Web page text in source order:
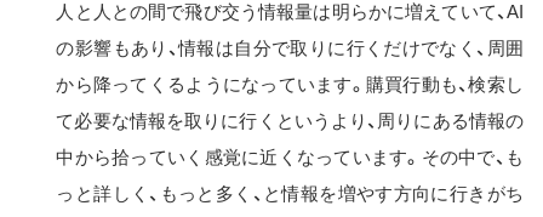
人と人との間で飛び交う情報量は明らかに増えていて、AI
の影響もあり、情報は自分で取りに行くだけでなく、周囲
から降ってくるようになっています。購買行動も、検索し
て必要な情報を取りに行くというより、周りにある情報の
中から拾っていく感覚に近くなっています。その中で、も
っと詳しく、もっと多く、と情報を増やす方向に行きがち